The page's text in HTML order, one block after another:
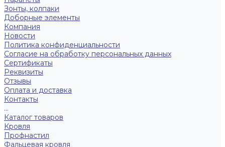
Зонты, колпаки
Доборные элементы
Компания
Новости
Политика конфиденциальности
Согласие на обработку персональных данных
Сертификаты
Реквизиты
Отзывы
Оплата и доставка
Контакты
...
Каталог товаров
Кровля
Профнастил
Фальцевая кровля